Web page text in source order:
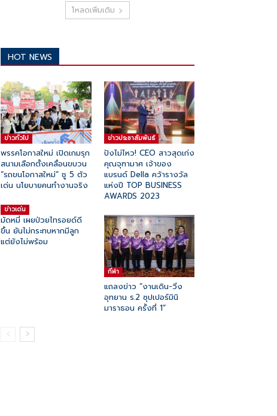
โหลดเพิ่มเติม
HOT NEWS
ข่าวทั่วไป
พรรคโอกาสใหม่ เปิดเกมรุก
สนามเลือกตั้งเคลื่อนขบวน
“รถขนโอกาสใหม่” ชู 5 ตัว
เด่น นโยบายคนทำงานจริง
ข่าวประชาสัมพันธ์
ปังไม่ไหว! CEO สาวสุดเก่ง
คุณจุฑามาศ เจ้าของ
แบรนด์ Della คว้ารางวัล
แห่งปี TOP BUSINESS
AWARDS 2023
ข่าวเด่น
มัดหมี่ เผยป่วยไทรอยด์ดี
ขึ้น ยันไม่กระทบหากมีลูก
แต่ยังไม่พร้อม
กีฬา
แถลงข่าว “งานเดิน-วิ่ง
อุทยาน ร.2 ซุปเปอร์มินิ
มาราธอน ครั้งที่ 1”